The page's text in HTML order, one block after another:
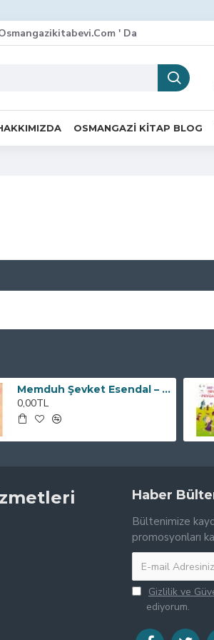
' Da
OSMANGAZI KITAP BLOG
Memduh Şevket Esendal – İnsan ve Eser
0,00TL
Haber
Bültenimize
promosyonları
Gizlilik ve
ediyorum.